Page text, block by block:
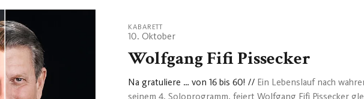
KABARETT
10. Oktober
Wolfgang Fifi Pissecker
Na gratuliere … von 16 bis 60! // Ein Lebenslauf nach
seinem 4. Soloprogramm, feiert Wolfgang Fifi Pissecker